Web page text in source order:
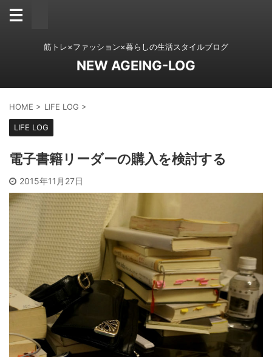
筋トレ×ファッション×暮らしの生活スタイルブログ
NEW AGEING-LOG
HOME > LIFE LOG >
LIFE LOG
電子書籍リーダーの購入を検討する
2015年11月27日